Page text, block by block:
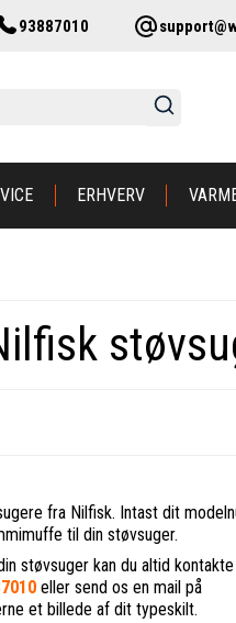
93887010
ERHVERV
fra Nilfisk. Intast dit
til din støvsuger.
støvsuger kan du altid
eller send os en mail på
et billede af dit typeskilt.